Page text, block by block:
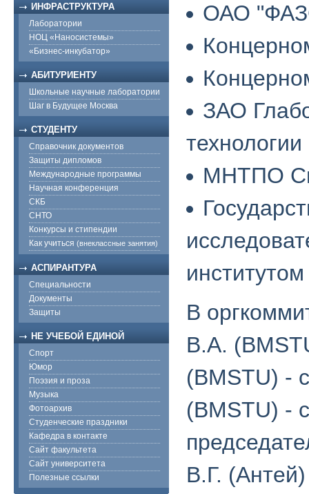
ИНФРАСТРУКТУРА
Лаборатории
НОЦ «Наносистемы»
«Бизнес-инкубатор»
АБИТУРИЕНТУ
Школьные научные лаборатории
Шаг в Будущее Москва
СТУДЕНТУ
Справочник документов
Защиты дипломов
Международные программы
Научная конференция
СКБ
СНТО
Конкурсы и стипендии
Как учиться (внеклассные занятия)
АСПИРАНТУРА
Специальности
Документы
Защиты
НЕ УЧЕБОЙ ЕДИНОЙ
Спорт
Юмор
Поэзия и проза
Музыка
Фотоархив
Студенческие праздники
Кафедра в контакте
Сайт факультета
Сайт университета
Полезные ссылки
ОАО
ЗАО
технологии
МНТПО
В
В.А.
(BMSTU) -
(BMSTU) -
В.Г.